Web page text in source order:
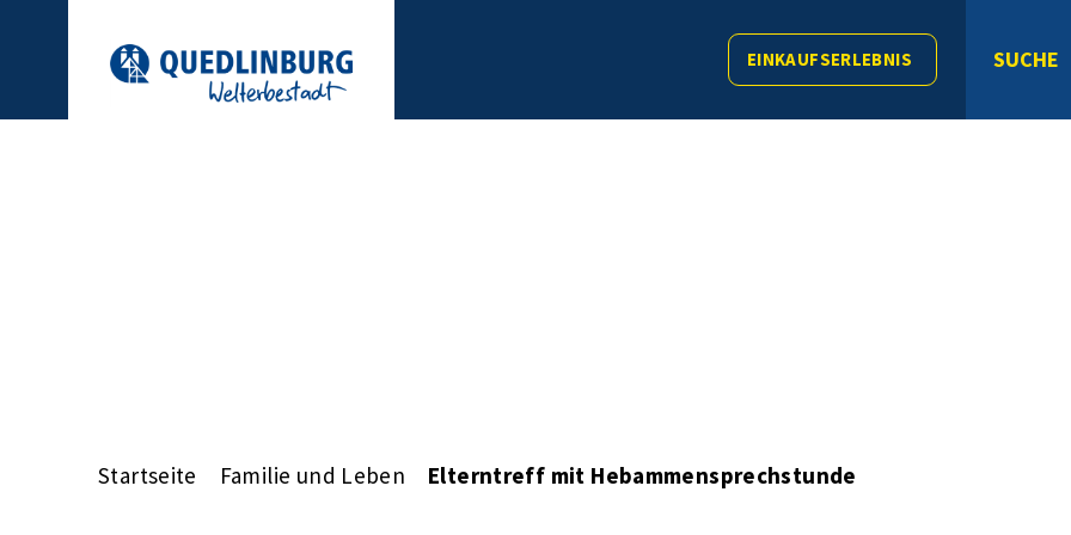
EINKAUFSERLEBNIS SUCHE
Startseite Familie und Leben Elterntreff mit Hebammensprechstunde